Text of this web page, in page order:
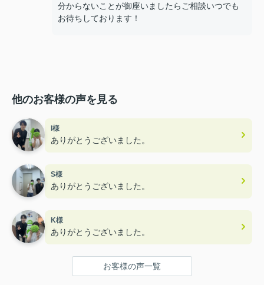
分からないことが御座いましたらご相談いつでも
お待ちしております！
他のお客様の声を見る
I様
ありがとうございました。
S様
ありがとうございました。
K様
ありがとうございました。
お客様の声一覧